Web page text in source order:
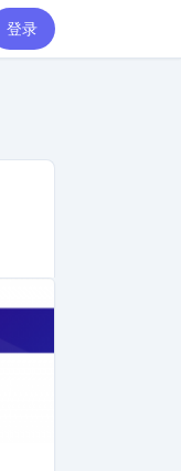
登录